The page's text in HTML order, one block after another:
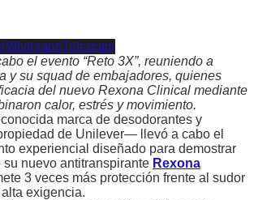
WhatsappTelegram
el evento “Reto 3X”, reuniendo a
y su squad de embajadores, quienes
del nuevo Rexona Clinical mediante
calor, estrés y movimiento.
marca de desodorantes y
de Unilever— llevó a cabo el
experiencial diseñado para demostrar
su nuevo antitranspirante Rexona
3 veces más protección frente al sudor
exigencia.